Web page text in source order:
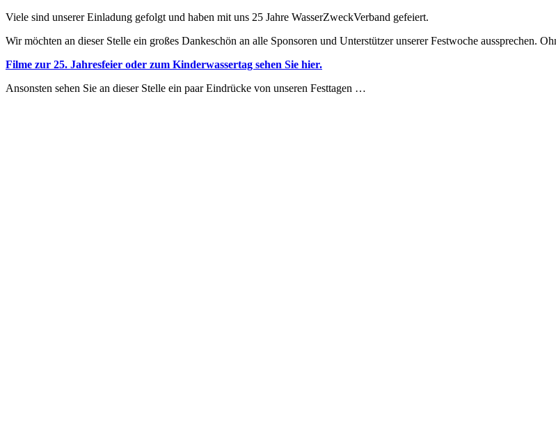
Viele sind unserer Einladung gefolgt und haben mit uns 25 Jahre WasserZweckVerband gefeiert.
Wir möchten an dieser Stelle ein großes Dankeschön an alle Sponsoren und Unterstützer unserer Festwoche aussprechen.
Filme zur 25. Jahresfeier oder zum Kinderwassertag sehen Sie hier.
Ansonsten sehen Sie an dieser Stelle ein paar Eindrücke von unseren Festtagen …